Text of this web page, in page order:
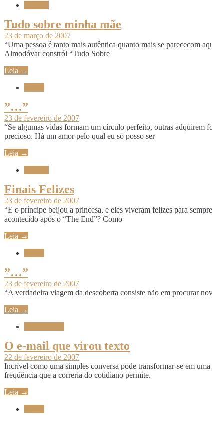
Tudo sobre minha mãe
23 de março de 2007
“Uma pessoa é tanto mais autêntica quanto mais se parececom
Almodóvar constrói “Tudo Sobre
Leia →
”…”
23 de fevereiro de 2007
“Se algumas vidas formam um círculo perfeito, outras adquirem
precioso. Há um amor pelo qual eu só posso ser
Leia →
Finais Felizes
23 de fevereiro de 2007
“E o príncipe beijou a princesa, e eles viveram felizes para
acontecido após o “The End”? Como
Leia →
”…”
23 de fevereiro de 2007
“A verdadeira viagem da descoberta consiste não em procurar
Leia →
O e-mail que virou texto
22 de fevereiro de 2007
Incrível como uma simples conversa pode transformar-se em
freqüência que a correria do cotidiano permite.
Leia →